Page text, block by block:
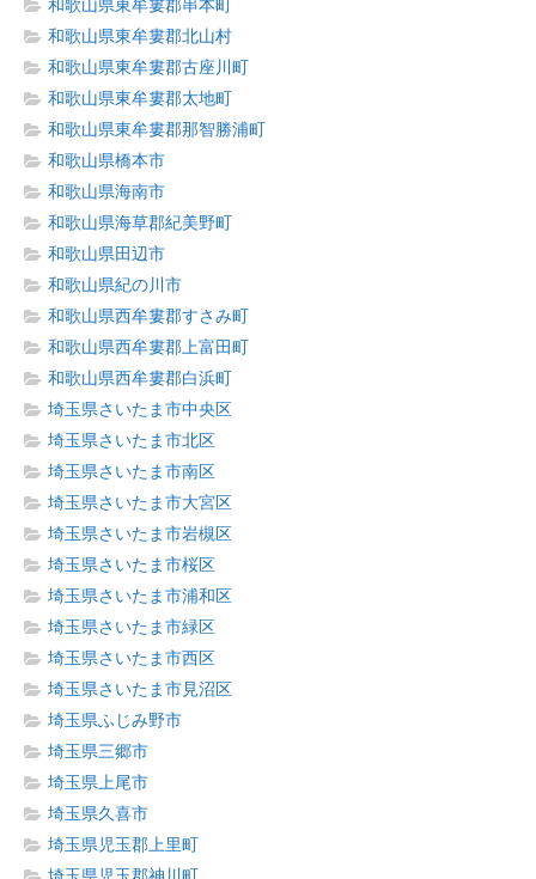
和歌山県東牟婁郡串本町
和歌山県東牟婁郡北山村
和歌山県東牟婁郡古座川町
和歌山県東牟婁郡太地町
和歌山県東牟婁郡那智勝浦町
和歌山県橋本市
和歌山県海南市
和歌山県海草郡紀美野町
和歌山県田辺市
和歌山県紀の川市
和歌山県西牟婁郡すさみ町
和歌山県西牟婁郡上富田町
和歌山県西牟婁郡白浜町
埼玉県さいたま市中央区
埼玉県さいたま市北区
埼玉県さいたま市南区
埼玉県さいたま市大宮区
埼玉県さいたま市岩槻区
埼玉県さいたま市桜区
埼玉県さいたま市浦和区
埼玉県さいたま市緑区
埼玉県さいたま市西区
埼玉県さいたま市見沼区
埼玉県ふじみ野市
埼玉県三郷市
埼玉県上尾市
埼玉県久喜市
埼玉県児玉郡上里町